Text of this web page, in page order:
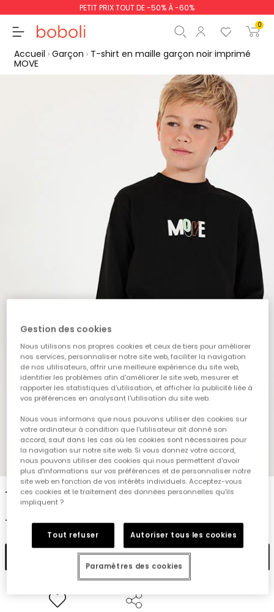
PETIT PRIX TOUT DE -50% À -60%
0
0,00 €
Commencer la
Accueil Garçon
T-shirt en maille garçon noir imprimé
MOVE
1 2 3 4 5 6
T-shirt en maille garçon noir imprimé MOVE
19,95 €
Ajouter
Gestion des cookies
Nous utilisons nos propres cookies et ceux de tiers pour améliorer
nos services, personnaliser notre site web, faciliter la navigation
de nos utilisateurs, offrir une meilleure expérience du site web,
identifier les problèmes afin d'améliorer le site web, mesurer et
rapporter les statistiques d'utilisation, et afficher la publicité liée à
vos préférences en analysant l'utilisation du site web.
Nous vous informons que nous pouvons utiliser des cookies sur
votre ordinateur à condition que l'utilisateur ait donné son
accord, sauf dans les cas où les cookies sont nécessaires pour
la navigation sur notre site web. Si vous donnez votre accord,
nous pouvons utiliser des cookies qui nous permettent d'avoir
plus d'informations sur vos préférences et de personnaliser notre
site web en fonction de vos intérêts individuels. Acceptez-vous
ces cookies et le traitement des données personnelles qu'ils
impliquent ?
Tout refuser Autoriser tous les cookies
Paramètres des cookies